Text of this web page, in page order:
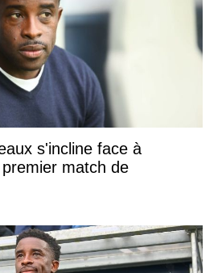
s'incline face à
match de